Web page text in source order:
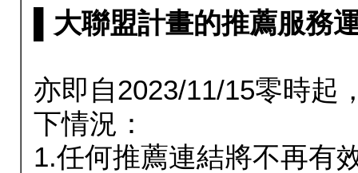
▌大聯盟計畫的推薦服務
亦即自2023/11/15零時起
下情況：
1.任何推薦連結將不再有